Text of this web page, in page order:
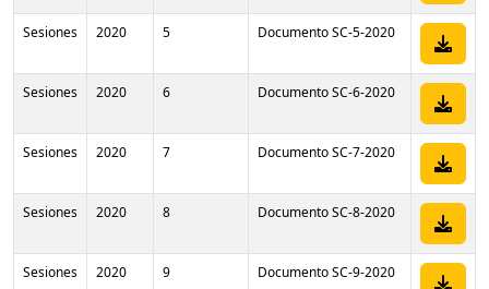
Sesiones 2020 5 Documento SC-5-2020
Sesiones 2020 6 Documento SC-6-2020
Sesiones 2020 7 Documento SC-7-2020
Sesiones 2020 8 Documento SC-8-2020
Sesiones 2020 9 Documento SC-9-2020